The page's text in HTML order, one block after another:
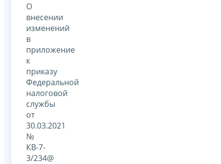
О
внесении
изменений
в
приложение
к
приказу
Федеральной
налоговой
службы
от
30.03.2021
№
КВ-7-
3/234@